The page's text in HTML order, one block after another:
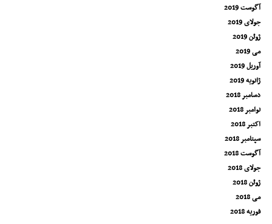
آگوست 2019
جولای 2019
ژوئن 2019
می 2019
آوریل 2019
ژانویه 2019
دسامبر 2018
نوامبر 2018
اکتبر 2018
سپتامبر 2018
آگوست 2018
جولای 2018
ژوئن 2018
می 2018
فوریه 2018